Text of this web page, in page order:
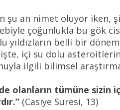
şu an nimet oluyor iken,
çoğunlukla bu gök
belli bir
içi su dolu
ilgili bilimsel
olanların tümüne sizin
(Casiye Suresi, 13)